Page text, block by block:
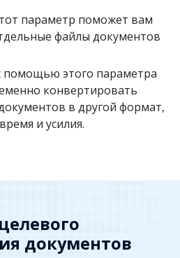
параметр поможет вам
файлы документов
помощью этого параметра
конвертировать
в другой формат,
и усилия.
документов